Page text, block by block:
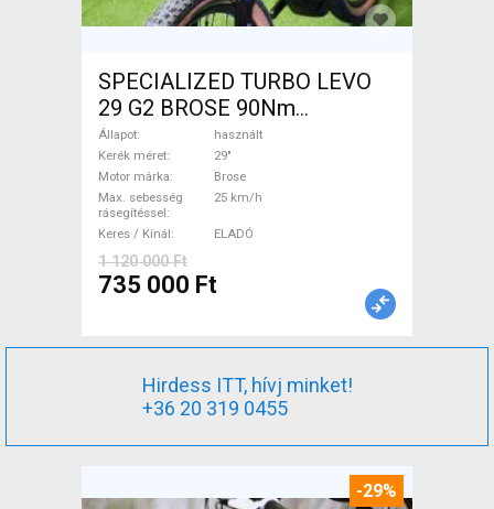
SPECIALIZED TURBO LEVO
29 G2 BROSE 90Nm
Elektromos Mountain Bike
29" össztelós / fully Brose
használt ELADÓ
Állapot
használt
Kerék méret
29"
Motor márka
Brose
Max. sebesség
rásegítéssel
25 km/h
Keres / Kínál ELADÓ
1 120 000 Ft
735 000 Ft
Hirdess ITT, hívj minket!
+36 20 319 0455
-29%